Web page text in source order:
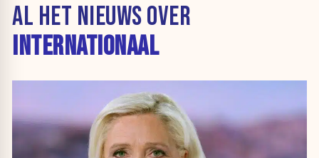
AL HET NIEUWS OVER
INTERNATIONAAL